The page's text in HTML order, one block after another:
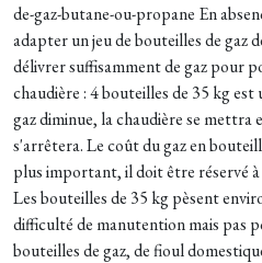
de-gaz-butane-ou-propane En
adapter un jeu de bouteilles de gaz
délivrer suffisamment de gaz pour
chaudière : 4 bouteilles de 35 kg est
gaz diminue, la chaudière se mettra
s'arrêtera. Le coût du gaz en
plus important, il doit être réservé
Les bouteilles de 35 kg pèsent
difficulté de manutention mais pas
bouteilles de gaz, de fioul